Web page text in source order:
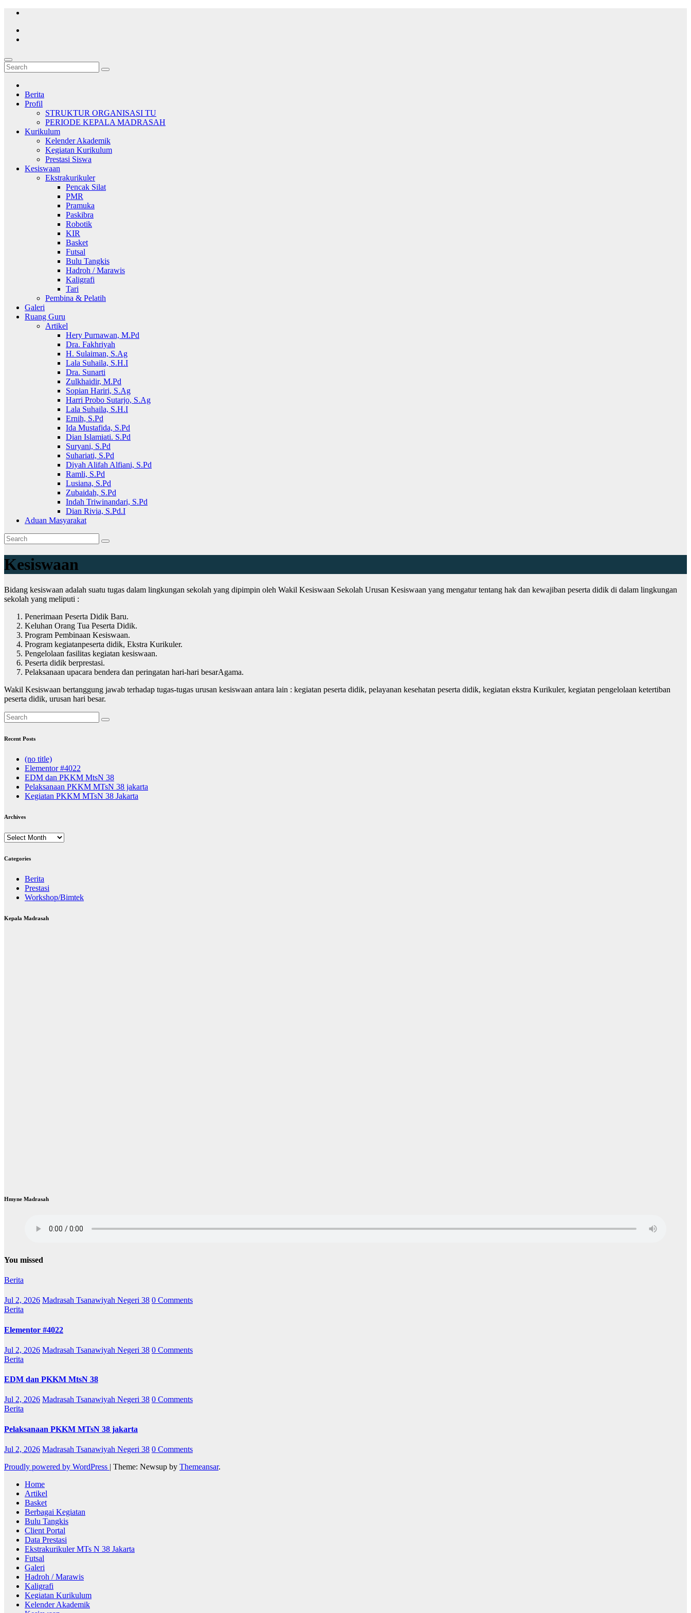
Skip
content
Berita
Profil
STRUKTUR ORGANISASI TU
PERIODE KEPALA MADRASAH
Kurikulum
Kelender Akademik
Kegiatan Kurikulum
Prestasi Siswa
Kesiswaan
Ekstrakurikuler
Pencak Silat
PMR
Pramuka
Paskibra
Robotik
KIR
Basket
Futsal
Bulu Tangkis
Hadroh / Marawis
Kaligrafi
Tari
Pembina & Pelatih
Galeri
Ruang Guru
Artikel
Hery Purnawan, M.Pd
Dra. Fakhriyah
H. Sulaiman, S.Ag
Lala Suhaila, S.H.I
Dra. Sunarti
Zulkhaidir, M.Pd
Sopian Hariri, S.Ag
Harri Probo Sutarjo, S.Ag
Lala Suhaila, S.H.I
Ernih, S.Pd
Ida Mustafida, S.Pd
Dian Islamiati. S.Pd
Suryani, S.Pd
Suhariati, S.Pd
Diyah Alifah Alfiani, S.Pd
Ramli, S.Pd
Lusiana, S.Pd
Zubaidah, S.Pd
Indah Triwinandari, S.Pd
Dian Rivia, S.Pd.I
Aduan Masyarakat
Kesiswaan
Bidang kesiswaan adalah suatu tugas dalam lingkungan sekolah yang dipimpin oleh Wakil Kesiswaan Sekolah Urusan Kesiswaan yang mengatur tentang hak dan kewajiban peserta didik di dalam lingkungan
sekolah yang meliputi :
Penerimaan Peserta Didik Baru.
Keluhan Orang Tua Peserta Didik.
Program Pembinaan Kesiswaan.
Program kegiatanpeserta didik, Ekstra Kurikuler.
Pengelolaan fasilitas kegiatan kesiswaan.
Peserta didik berprestasi.
Pelaksanaan upacara bendera dan peringatan hari-hari besarAgama.
Wakil Kesiswaan bertanggung jawab terhadap tugas-tugas urusan kesiswaan antara lain : kegiatan peserta didik, pelayanan kesehatan peserta didik, kegiatan ekstra Kurikuler, kegiatan pengelolaan ketertiban
peserta didik, urusan hari besar.
Recent Posts
(no title)
Elementor #4022
EDM dan PKKM MtsN 38
Pelaksanaan PKKM MTsN 38 jakarta
Kegiatan PKKM MTsN 38 Jakarta
Archives
Archives
Categories
Berita
Prestasi
Workshop/Bimtek
Kepala Madrasah
Hmyne Madrasah
You missed
Berita
Jul 2, 2026 Madrasah Tsanawiyah Negeri 38 0 Comments
Berita
Elementor #4022
Jul 2, 2026 Madrasah Tsanawiyah Negeri 38 0 Comments
Berita
EDM dan PKKM MtsN 38
Jul 2, 2026 Madrasah Tsanawiyah Negeri 38 0 Comments
Berita
Pelaksanaan PKKM MTsN 38 jakarta
Jul 2, 2026 Madrasah Tsanawiyah Negeri 38 0 Comments
Proudly powered by WordPress | Theme: Newsup by Themeansar.
Home
Artikel
Basket
Berbagai Kegiatan
Bulu Tangkis
Client Portal
Data Prestasi
Ekstrakurikuler MTs N 38 Jakarta
Futsal
Galeri
Hadroh / Marawis
Kaligrafi
Kegiatan Kurikulum
Kelender Akademik